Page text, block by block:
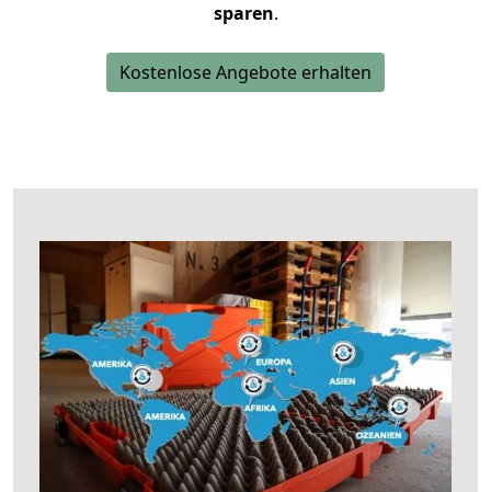
sparen.
Kostenlose Angebote erhalten